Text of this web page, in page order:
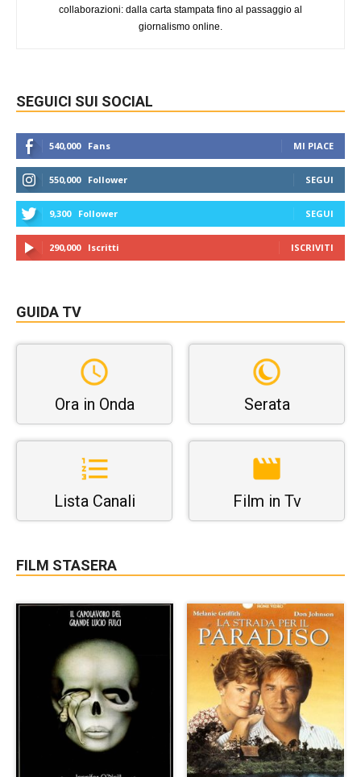
collaborazioni: dalla carta stampata fino al passaggio al
giornalismo online.
SEGUICI SUI SOCIAL
540,000 Fans MI PIACE
550,000 Follower SEGUI
9,300 Follower SEGUI
290,000 Iscritti ISCRIVITI
GUIDA TV
Ora in Onda Serata
Lista Canali Film in Tv
FILM STASERA